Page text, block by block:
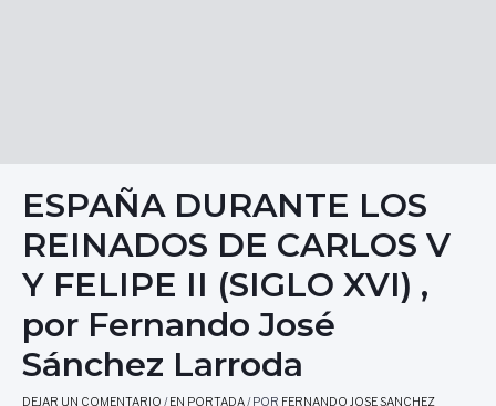
ESPAÑA DURANTE LOS
REINADOS DE CARLOS V
Y FELIPE II (SIGLO XVI) ,
por Fernando José
Sánchez Larroda
DEJAR UN COMENTARIO /EN PORTADA/ POR FERNANDO JOSE SANCHEZ